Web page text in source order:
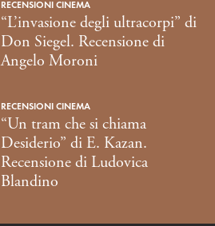
RECENSIONI CINEMA
“L’invasione degli ultracorpi” di
Don Siegel. Recensione di
Angelo Moroni
RECENSIONI CINEMA
“Un tram che si chiama
Desiderio” di E. Kazan.
Recensione di Ludovica
Blandino